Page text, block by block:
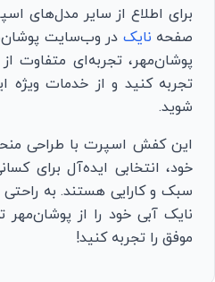
برای اطلاع از سایر مدل‌های
صفحه نایک در وب‌سایت
پوشان‌مهر، تجربه‌ای متفاوت
تجربه کنید و از خدمات ویژه
شوید.
این کفش اسپرت با طراحی
خود، انتخابی ایده‌آل برای
سبک و کارایی هستند. به
نایک آبی خود را از
موفق را تجربه کنید!